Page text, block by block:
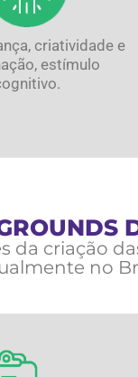
criatividade e
estímulo
da criação
no